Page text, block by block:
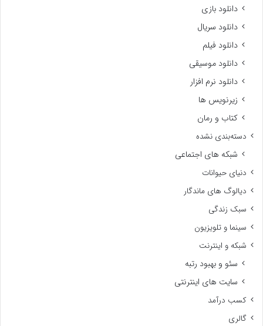
دانلود بازی
دانلود سریال
دانلود فیلم
دانلود موسیقی
دانلود نرم افزار
زیرنویس ها
کتاب و رمان
دسته‌بندی نشده
شبکه های اجتماعی
دنیای حیوانات
دیالوگ های ماندگار
سبک زندگی
سینما و تلویزیون
شبکه و اینترنت
سئو و بهبود رتبه
سایت های اینترنتی
کسب درآمد
گالری